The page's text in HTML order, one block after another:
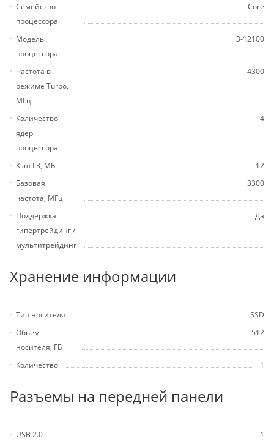
Семейство
процессора
Core
Модель
процессора
i3-12100
Частота в
режиме Turbo,
МГц
4300
Количество
ядер
процессора
4
Кэш L3, МБ
12
Базовая
частота, МГц
3300
Поддержка
гипертрейдинг /
мультитрейдинг
Да
Хранение информации
Тип носителя
SSD
Обьем
носителя, ГБ
512
Количество 1
Разъемы на передней панели
USB 2.0
1